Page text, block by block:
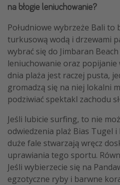
na błogie leniuchowanie?
Południowe wybrzeże Bali to
turkusową wodą i drzewami
wybrać się do Jimbaran
leniuchowanie oraz popijanie
dnia plaża jest raczej pusta,
gromadzą się na niej lokalni
podziwiać spektakl zachodu
Jeśli lubicie surfing, to nie
odwiedzenia plaż Bias Tugel
duże fale stwarzają wręcz
uprawiania tego sportu.
Jeśli wybierzecie się na
egzotyczne ryby i barwne